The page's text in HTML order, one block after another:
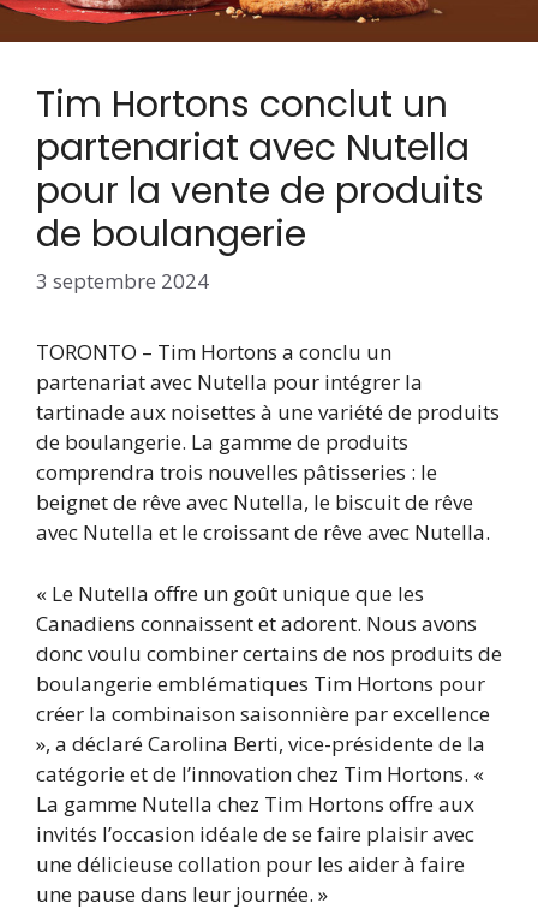
Tim Hortons conclut un
partenariat avec Nutella
pour la vente de produits
de boulangerie
3 septembre 2024
TORONTO – Tim Hortons a conclu un
partenariat avec Nutella pour intégrer la
tartinade aux noisettes à une variété de produits
de boulangerie. La gamme de produits
comprendra trois nouvelles pâtisseries : le
beignet de rêve avec Nutella, le biscuit de rêve
avec Nutella et le croissant de rêve avec Nutella.
« Le Nutella offre un goût unique que les
Canadiens connaissent et adorent. Nous avons
donc voulu combiner certains de nos produits de
boulangerie emblématiques Tim Hortons pour
créer la combinaison saisonnière par excellence
», a déclaré Carolina Berti, vice-présidente de la
catégorie et de l’innovation chez Tim Hortons. «
La gamme Nutella chez Tim Hortons offre aux
invités l’occasion idéale de se faire plaisir avec
une délicieuse collation pour les aider à faire
une pause dans leur journée. »